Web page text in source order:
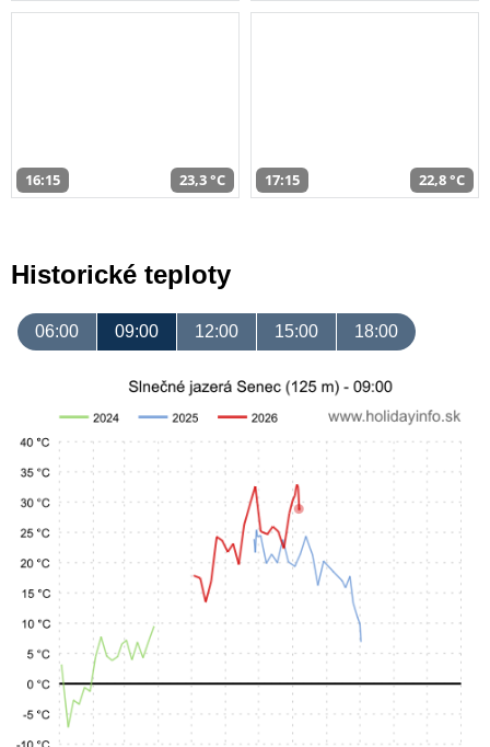
16:15 23,3 °C 17:15 22,8 °C
Historické teploty
06:00 09:00 12:00 15:00 18:00